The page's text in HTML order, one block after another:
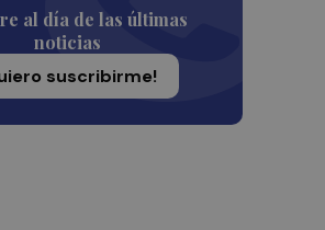
al día de las últimas
noticias
suscribirme!